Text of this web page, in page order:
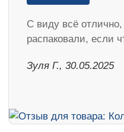
С виду всё
распаковали, если
Зуля Г., 30.05.2025